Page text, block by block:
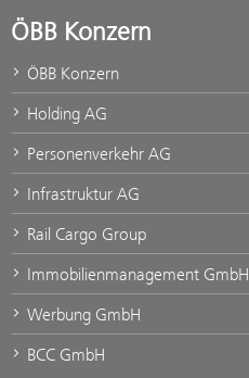
ÖBB Konzern
ÖBB Konzern
Holding AG
Personenverkehr AG
Infrastruktur AG
Rail Cargo Group
Immobilienmanagement GmbH
Werbung GmbH
BCC GmbH